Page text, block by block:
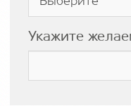
Укажите